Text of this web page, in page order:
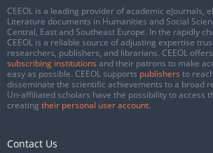
CEEOL is a leading provider of academic eJournals,
Literature documents in Humanities and Social
Central, East and Southeast Europe. In the rapidly
CEEOL is a reliable source of adjusting expertise
researchers, publishers, and librarians. CEEOL
subscribing institutions and their patrons to make
easy as possible. CEEOL supports publishers to
disseminate the scientific achievements to a broad
Un-affiliated scholars have the possibility to access
creating their personal user account.
Contact Us